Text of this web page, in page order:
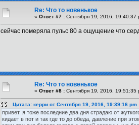
Re: Что то новенькое
« Ответ #7 : Сентября 19, 2016, 19:40:37
сейчас померяла пульс 80 а ощущение что
Re: Что то новенькое
« Ответ #8 : Сентября 19, 2016, 19:51:35
Цитата: керри от Сентября 19, 2016, 19:39:16 pm
привет. я тоже последние два дня страдаю от
кидает в пот и так где то до обеда, давление при